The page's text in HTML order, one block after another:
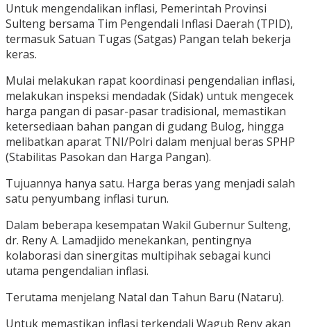
Untuk mengendalikan inflasi, Pemerintah Provinsi
Sulteng bersama Tim Pengendali Inflasi Daerah (TPID),
termasuk Satuan Tugas (Satgas) Pangan telah bekerja
keras.
Mulai melakukan rapat koordinasi pengendalian inflasi,
melakukan inspeksi mendadak (Sidak) untuk mengecek
harga pangan di pasar-pasar tradisional, memastikan
ketersediaan bahan pangan di gudang Bulog, hingga
melibatkan aparat TNI/Polri dalam menjual beras SPHP
(Stabilitas Pasokan dan Harga Pangan).
Tujuannya hanya satu. Harga beras yang menjadi salah
satu penyumbang inflasi turun.
Dalam beberapa kesempatan Wakil Gubernur Sulteng,
dr. Reny A. Lamadjido menekankan, pentingnya
kolaborasi dan sinergitas multipihak sebagai kunci
utama pengendalian inflasi.
Terutama menjelang Natal dan Tahun Baru (Nataru).
Untuk memastikan inflasi terkendali Wagub Reny akan